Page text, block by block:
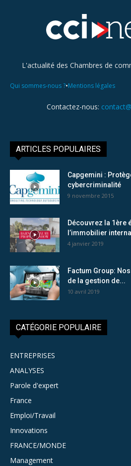
L'actualité des Chambres de
Qui sommes-nous ?•Mentions légales
Contactez-nous:
ARTICLES POPULAIRES
Capgemini :
cybercriminalité
9 novembre 2015
Découvrez la 1ère
l’immobilier
4 janvier 2019
Factum Group:
de la gestion de...
10 avril 2019
CATÉGORIE POPULAIRE
ENTREPRISES
ANALYSES
Parole d'expert
France
Emploi/Travail
Innovations
FRANCE/MONDE
Management